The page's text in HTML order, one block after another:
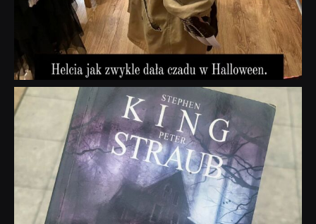
dobryhorror
Wrz 23